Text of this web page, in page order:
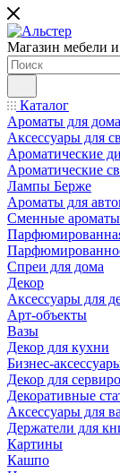
Магазин мебели и
Каталог
Ароматы для дома
Аксессуары для
Ароматические
Ароматические
Лампы Берже
Ароматы для
Сменные ароматы
Спреи для дома
Декор
Аксессуары для
Арт-объекты
Вазы
Декор для кухни
Бизнес-
Декор для
Декоративные
Аксессуары для
Держатели для
Картины
Кашпо